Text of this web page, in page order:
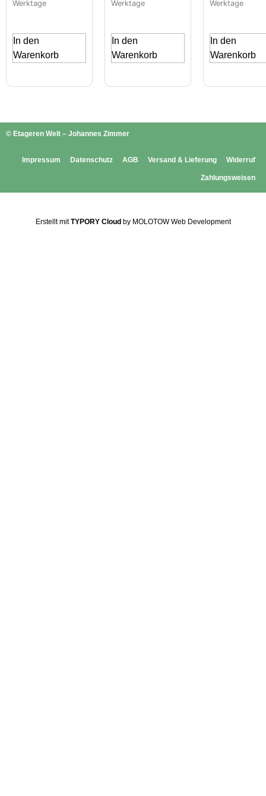
Werktage
In den
Warenkorb
Werktage
In den
Warenkorb
Werktage
In den
Warenkorb
© Etageren Welt – Johannes Zimmer
Impressum Datenschutz AGB Versand & Lieferung Widerruf
Zahlungsweisen
Erstellt mitTYPORY Cloudby MOLOTOW Web Development